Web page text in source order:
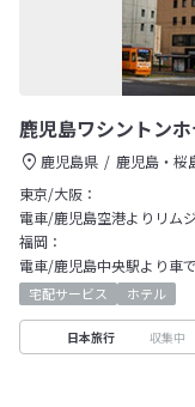
鹿児島ワシントン
鹿児島県 鹿児島・桜
東京/大阪：
電車/鹿児島空港よりリム
福岡：
電車/鹿児島中央駅より車
宅配サービス ホテル
日本旅行 収集中